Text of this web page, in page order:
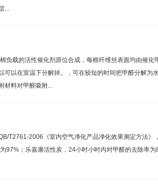
...
负载的活性催化剂原位合成，每根纤维丝表面均由催
以在室温下分解掉。，可在较短的时间把甲醛分解为
材料对甲醛吸附...
T2761-2006《室内空气净化产品净化效果测定方法
97%；乐嘉康活性炭，24小时小时内对甲醛的去除率